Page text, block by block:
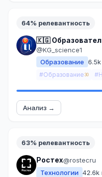
64% релевантность
🇰🇬
@KG_science1
Образование 6.5k
#Образование 30
Анализ →
63% релевантность
Ростех@rostecru
Технологии 42.6k